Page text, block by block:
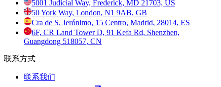
5001 Judicial Way, Frederick, MD 21703, US
50 York Way, London, N1 9AB, GB
Cra de S. Jerónimo, 15 Centro, Madrid, 28014, ES
6F, CR Land Tower D, 91 Kefa Rd, Shenzhen,
Guangdong 518057, CN
联系方式
联系我们